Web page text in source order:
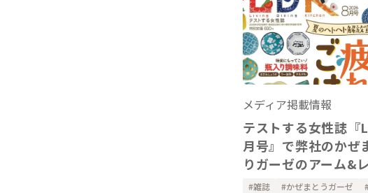
メディア掲載情報
テストする女性誌
月号』で弊社のかぜ
りガーゼのアーム&
ーを掲載いただきま
雑誌 かぜまとうガーゼ